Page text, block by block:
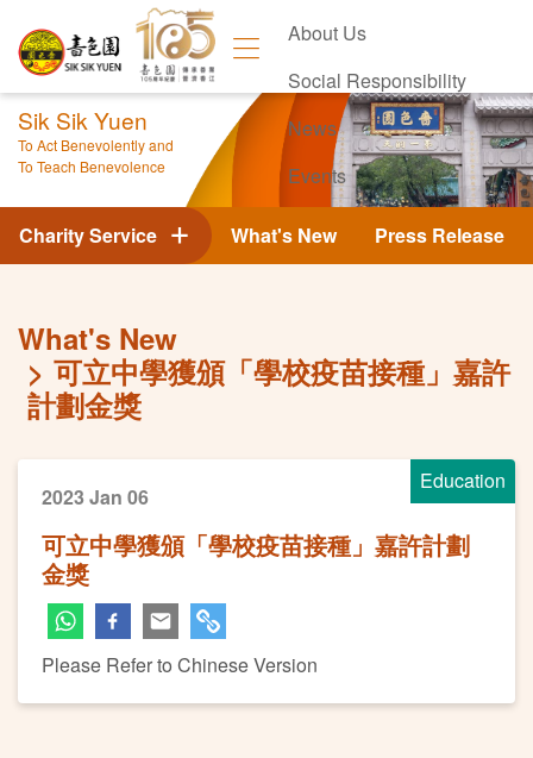
About Us
Social Responsibility
News
Events
Contact Us
Sik Sik Yuen
To Act Benevolently and
To Teach Benevolence
What's New Press Release
Charity Service
What's New
可立中學獲頒「學校疫苗接種」嘉許
計劃金獎
Education
2023 Jan 06
可立中學獲頒「學校疫苗接種」嘉許計劃
金獎
Please Refer to Chinese Version